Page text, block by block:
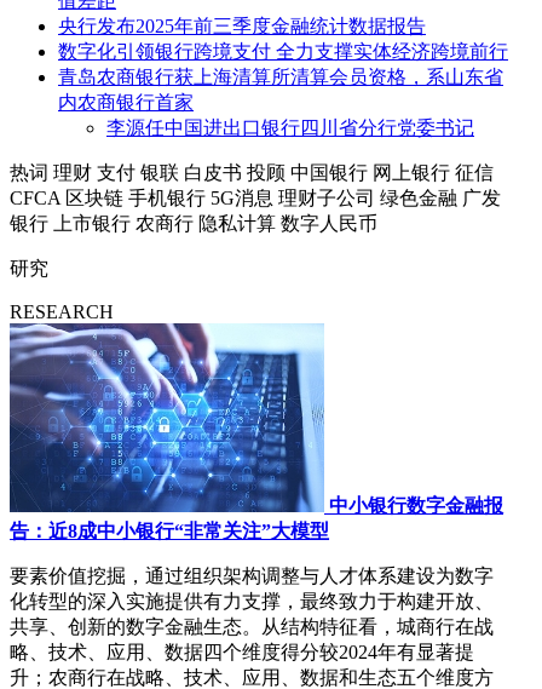
央行发布2025年前三季度金融统计数据报告
数字化引领银行跨境支付 全力支撑实体经济跨境前行
青岛农商银行获上海清算所清算会员资格，系山东省
内农商银行首家
李源任中国进出口银行四川省分行党委书记
热词 理财 支付 银联 白皮书 投顾 中国银行 网上银行 征信
CFCA 区块链 手机银行 5G消息 理财子公司 绿色金融 广发
银行
上市银行 农商行 隐私计算 数字人民币
研究
RESEARCH
中小银行数字金融报
告：近8成中小银行“非常关注”大模型
要素价值挖掘，通过组织架构调整与人才体系建设为数字
化转型的深入实施提供有力支撑，最终致力于构建开放、
共享、创新的数字金融生态。从结构特征看，城商行在战
略、技术、应用、数据四个维度得分较2024年有显著提
升；农商行在战略、技术、应用、数据和生态五个维度方